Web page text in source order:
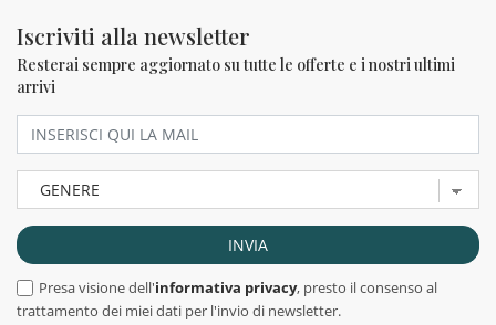
Iscriviti alla newsletter
Resterai sempre aggiornato su tutte le offerte e i nostri ultimi
arrivi
Presa visione dell'informativa privacy, presto il consenso al
trattamento dei miei dati per l'invio di newsletter.